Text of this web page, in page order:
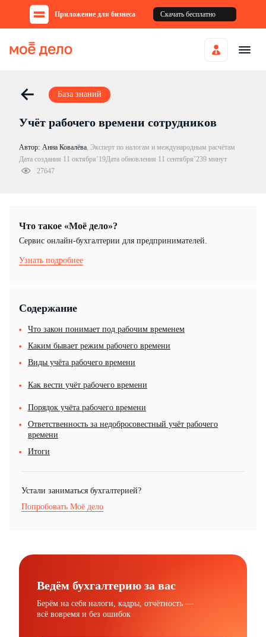
Приложение для бизнеса Скачать бесплатно
База знаний
Учёт рабочего времени сотрудников
Автор: Анна Ковалёва, Эксперт по налогам и международным расчётам
Дата создания 11 октября’19Дата обновления 11 сентября’239 минут
27647
Что такое «Моё дело»?
Cервис онлайн-бухгалтерии для предпринимателей.
Узнать подробнее
Содержание
Что закон понимает под рабочим временем
Каким бывает режим рабочего времени
Виды учёта рабочего времени
Как вести учёт рабочего времени
Порядок учёта рабочего времени
Ответственность за недобросовестный учёт рабочего
времени
Итоги
Устали заниматься бухгалтерией?
Попробовать Моё дело
Ведём бухгалтерию за вас
Берём на себя налоги, кадры, отчётность —
всё вовремя и без ошибок